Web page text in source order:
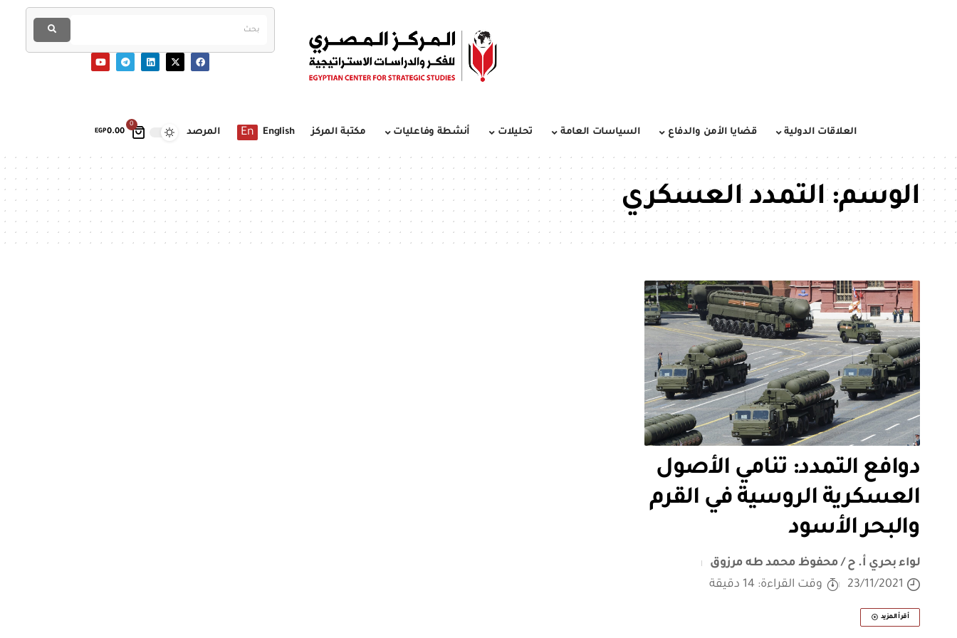
0
EGP0.00 العلاقات الدولية قضايا الأمن والدفاع السياسات العامة تحليلات أنشطة وفاعليات مكتبة المركز English
En المرصد
الوسم:التمدد العسكري
دوافع التمدد: تنامي الأصول
العسكرية الروسية في القرم
والبحر الأسود
لواء بحري أ. ح / محفوظ محمد طه مرزوق
23/11/2021
وقت القراءة: 14 دقيقة
أقرأ المزيد